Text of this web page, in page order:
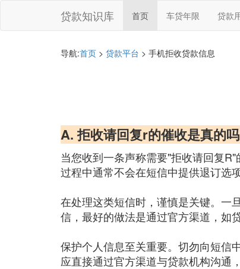
贷款知识库 首页 车贷年限 贷款
导航:首页 > 贷款平台 > 手机拒收贷款信息
A. 拒收请回复r的催收是真的吗
当您收到一条声称需要"拒收请回复
过程中通常不会在短信中提供退订选
在处理这类短信时，谨慎是关键。一
信，最好的做法是通过官方渠道，如
保护个人信息至关重要。切勿向短信
应直接通过官方渠道与贷款机构沟通